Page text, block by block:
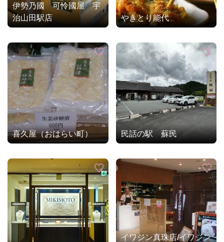
伊勢乃國 可怜國屋 宇
治山田駅店
やきとり能代
喜久屋（おはらい町） 民話の駅 蘇民
イワジン真珠店/イワジン